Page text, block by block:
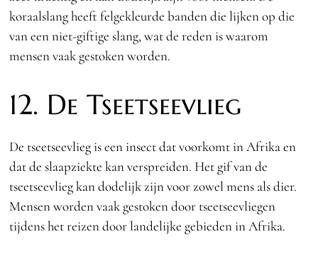
koraalslang heeft felgekleurde banden die lijken op die
van een niet-giftige slang, wat de reden is waarom
mensen vaak gestoken worden.
12. De Tseetseevlieg
De tseetseevlieg is een insect dat voorkomt in Afrika en
dat de slaapziekte kan verspreiden. Het gif van de
tseetseevlieg kan dodelijk zijn voor zowel mens als dier.
Mensen worden vaak gestoken door tseetseevliegen
tijdens het reizen door landelijke gebieden in Afrika.